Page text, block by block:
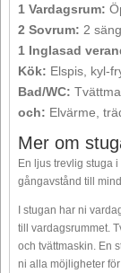
1 Vardagsrum:
2 Sovrum: 2
1 Inglasad
Kök: Elspis, kyl-
Bad/WC:
och: Elvärme,
Mer om
En ljus trevlig stuga
gångavstånd till
I stugan har ni
till vardagsrummet.
och tvättmaskin. En
ni alla möjligheter